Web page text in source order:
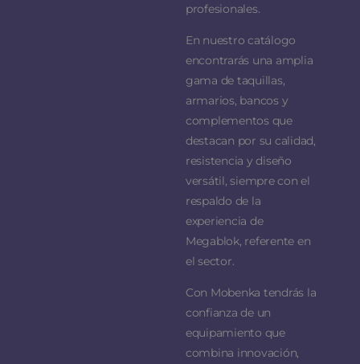
profesionales.
En nuestro catálogo
encontrarás una amplia
gama de taquillas,
armarios, bancos y
complementos que
destacan por su calidad,
resistencia y diseño
versátil, siempre con el
respaldo de la
experiencia de
Megablok, referente en
el sector.
Con Mobenka tendrás la
confianza de un
equipamiento que
combina innovación,